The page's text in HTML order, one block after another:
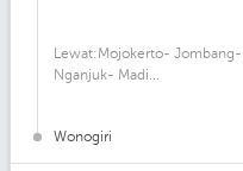
Lewat:Mojokerto-
Nganjuk- Madi...
Wonogiri